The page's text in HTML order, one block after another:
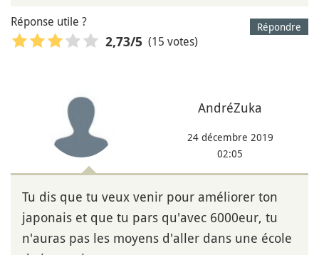
Répondre
Réponse utile ?
2,73/5 (15 votes)
AndréZuka
24 décembre 2019
02:05
Tu dis que tu veux venir pour améliorer ton
japonais et que tu pars qu'avec 6000eur, tu
n'auras pas les moyens d'aller dans une école